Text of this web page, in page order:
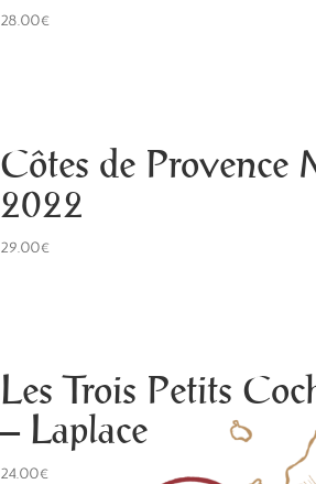
28.00€
Côtes de Provence
2022
29.00€
Les Trois Petits
– Laplace
24.00€